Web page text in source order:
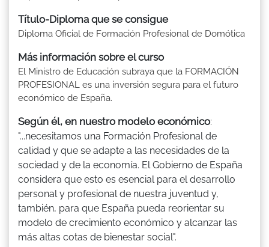
Título-Diploma que se consigue
Diploma Oficial de Formación Profesional de Domótica
Más información sobre el curso
El Ministro de Educación subraya que la FORMACIÓN
PROFESIONAL es una inversión segura para el futuro
económico de España.
Según él, en nuestro modelo económico:
"...necesitamos una Formación Profesional de
calidad y que se adapte a las necesidades de la
sociedad y de la economía. El Gobierno de España
considera que esto es esencial para el desarrollo
personal y profesional de nuestra juventud y,
también, para que España pueda reorientar su
modelo de crecimiento económico y alcanzar las
más altas cotas de bienestar social".